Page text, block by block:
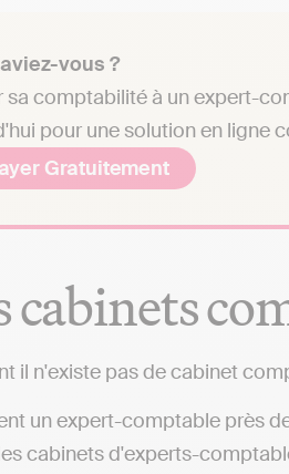
vous ?
sa comptabilité à un expert-
pour une solution en ligne
Gratuitement
cabinets
il n'existe pas de cabinet
un expert-comptable près
cabinets d'experts-